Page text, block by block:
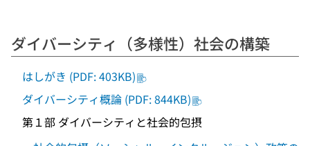
ダイバーシティ（多様性）社会の構築
はしがき (PDF: 403KB)
ダイバーシティ概論 (PDF: 844KB)
第１部 ダイバーシティと社会的包摂